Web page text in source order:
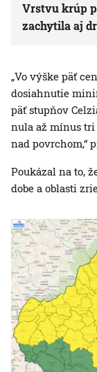
Vrstvu krúp
zachytila aj
„Vo výške päť
dosiahnutie
päť stupňov
nula až mínus tri
nad povrchom,“
Poukázal na to,
dobe a oblasti